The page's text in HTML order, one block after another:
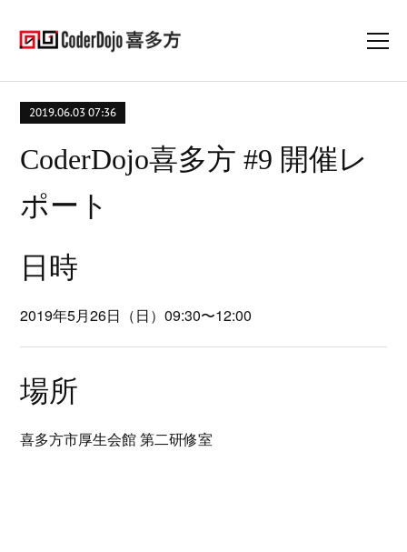
2019.06.03 07:36
CoderDojo喜多方 #9 開催レ
ポート
日時
2019年5月26日（日）09:30〜12:00
場所
喜多方市厚生会館 第二研修室